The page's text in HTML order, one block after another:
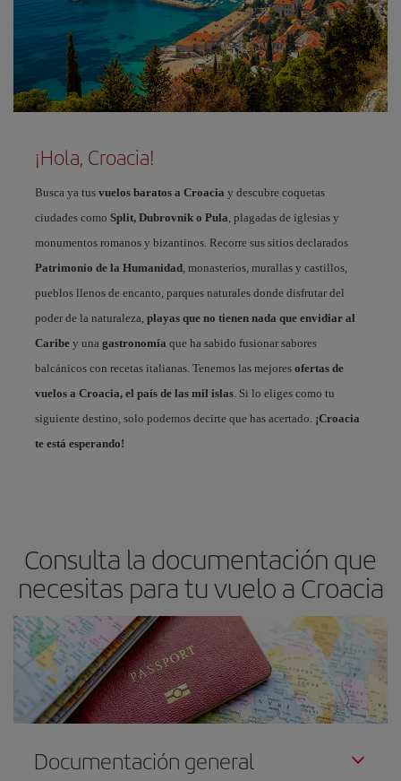
¡Hola, Croacia!
Busca ya tus vuelos baratos a Croacia y descubre coquetas
ciudades como Split, Dubrovnik o Pula , plagadas de iglesias y
monumentos romanos y bizantinos. Recorre sus sitios declarados
Patrimonio de la Humanidad , monasterios, murallas y castillos,
pueblos llenos de encanto, parques naturales donde disfrutar del
poder de la naturaleza, playas que no tienen nada que envidiar al
Caribe y una gastronomía que ha sabido fusionar sabores
balcánicos con recetas italianas. Tenemos las mejores ofertas de
vuelos a Croacia, el país de las mil islas . Si lo eliges como tu
siguiente destino, solo podemos decirte que has acertado. ¡Croacia
te está esperando!
Consulta la documentación que
necesitas para tu vuelo a Croacia
Documentación general